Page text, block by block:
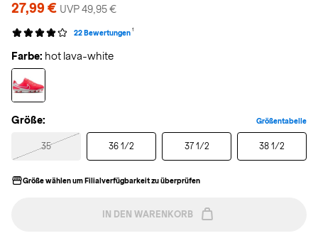
27,99 € UVP 49,95 €
22 Bewertungen 1
Farbe: hot lava-white
Größe: Größentabelle
35 36 1/2 37 1/2 38 1/2
Größe wählen um Filialverfügbarkeit zu überprüfen
IN DEN WARENKORB